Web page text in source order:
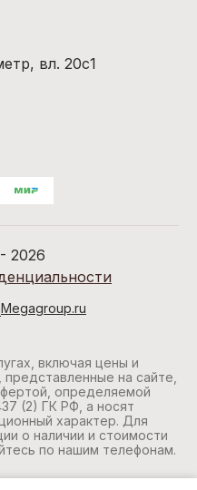
вл. 20с1
2026
Megagroup.ru
включая цены и
представленные на сайте,
определяемой
(2) ГК РФ, а носят
характер. Для
о наличии и стоимости
по нашим телефонам.